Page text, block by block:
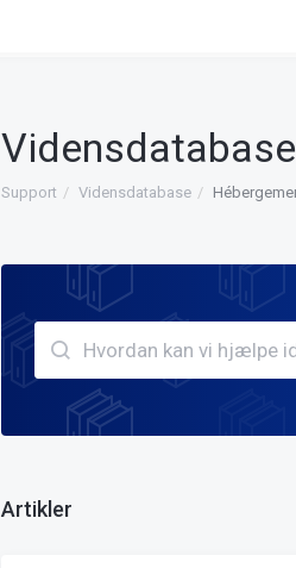
Vidensdatabase
Support Vidensdatabase
Artikler